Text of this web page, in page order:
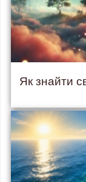
Як знайти